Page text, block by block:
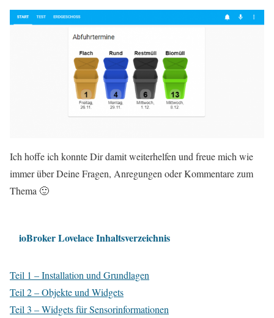
Ich hoffe ich konnte Dir damit weiterhelfen und freue mich wie
immer über Deine Fragen, Anregungen oder Kommentare zum
Thema 🙂
ioBroker Lovelace Inhaltsverzeichnis
Teil 1 – Installation und Grundlagen
Teil 2 – Objekte und Widgets
Teil 3 – Widgets für Sensorinformationen